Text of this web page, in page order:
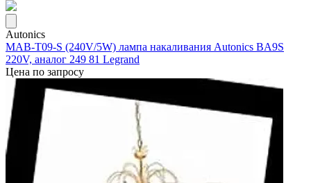
Autonics
MAB-T09-S (240V/5W) лампа накаливания Autonics BA9S
220V, аналог 249 81 Legrand
Цена по запросу